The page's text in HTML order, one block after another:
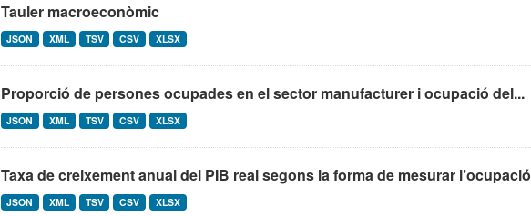
Tauler macroeconòmic
JSON XML TSV CSV XLSX
Proporció de persones ocupades en el sector manufacturer i ocupació del...
JSON XML TSV CSV XLSX
Taxa de creixement anual del PIB real segons la forma de mesurar l’ocupació
JSON XML TSV CSV XLSX